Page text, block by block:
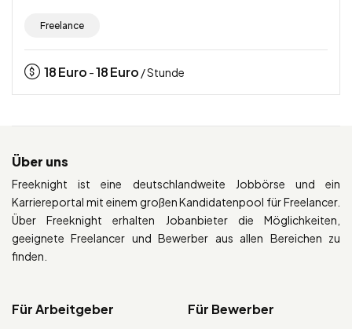
Freelance
18Euro -18Euro / Stunde
Über uns
Freeknight ist eine deutschlandweite Jobbörse und ein
Karriereportal mit einem großen Kandidatenpool für Freelancer.
Über Freeknight erhalten Jobanbieter die Möglichkeiten,
geeignete Freelancer und Bewerber aus allen Bereichen zu
finden.
Für Arbeitgeber Für Bewerber